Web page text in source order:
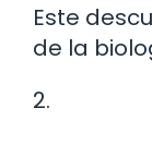
Este
de la
2.